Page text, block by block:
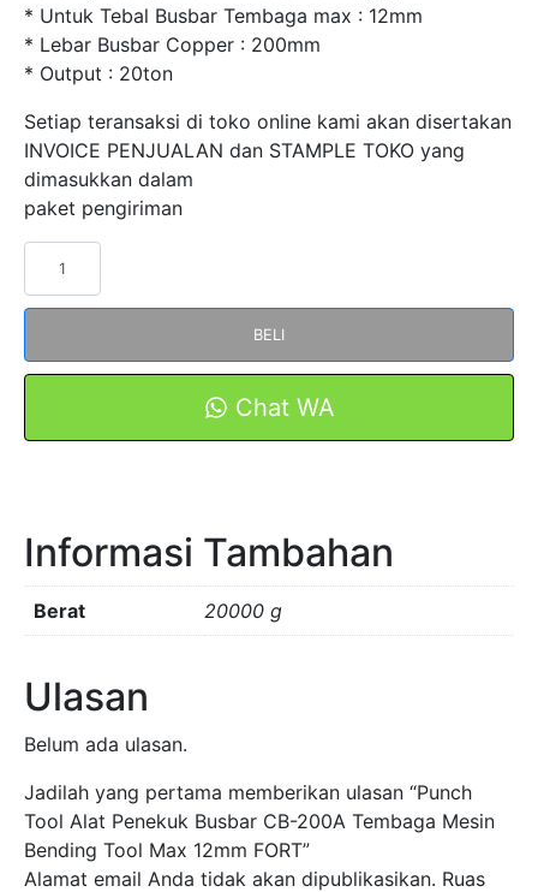
* Untuk Tebal Busbar Tembaga max : 12mm
* Lebar Busbar Copper : 200mm
* Output : 20ton
Setiap teransaksi di toko online kami akan disertakan
INVOICE PENJUALAN dan STAMPLE TOKO yang
dimasukkan dalam
paket pengiriman
Tool
Penekuk
Bending
Tool
Max
12mm
BELI
Chat WA
Informasi Tambahan
Berat 20000 g
Ulasan
Belum ada ulasan.
Jadilah yang pertama memberikan ulasan “Punch
Tool Alat Penekuk Busbar CB-200A Tembaga Mesin
Bending Tool Max 12mm FORT”
Alamat email Anda tidak akan dipublikasikan. Ruas